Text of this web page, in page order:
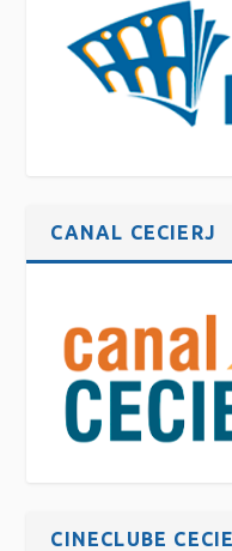
CANAL CECIERJ
CINECLUBE